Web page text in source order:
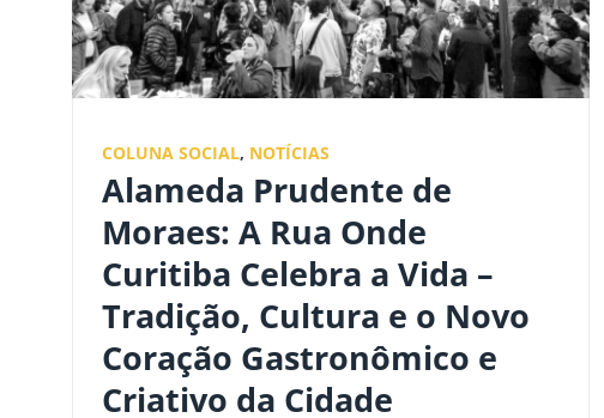
COLUNA SOCIAL, NOTÍCIAS
Alameda Prudente de
Moraes: A Rua Onde
Curitiba Celebra a Vida –
Tradição, Cultura e o Novo
Coração Gastronômico e
Criativo da Cidade